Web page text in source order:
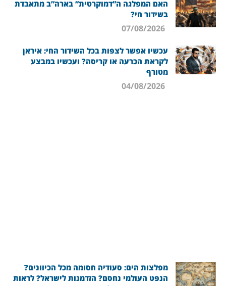
האם המפלגה ה”דמוקרטית” בארה”ב מתאבדת
בשידור חי?
עכשיו אפשר לצפות בכל השידור החי: איראן
לקראת הכרעה או קריסה? ועכשיו במבצע
מטורף
מפלצות הים: סעודיה חסומה מכל הכיוונים?
הנפט העולמי נחסם? הזדמנות לישראל? לראות